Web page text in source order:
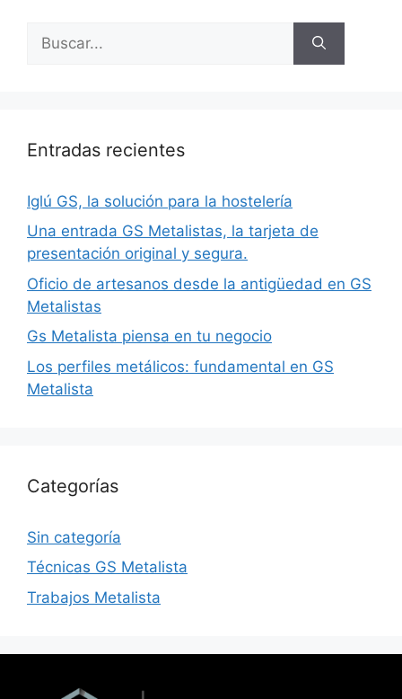
Entradas recientes
Iglú GS, la solución para la hostelería
Una entrada GS Metalistas, la tarjeta de
presentación original y segura.
Oficio de artesanos desde la antigüedad en GS
Metalistas
Gs Metalista piensa en tu negocio
Los perfiles metálicos: fundamental en GS
Metalista
Categorías
Sin categoría
Técnicas GS Metalista
Trabajos Metalista